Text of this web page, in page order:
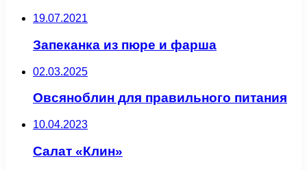
19.07.2021
Запеканка из пюре и фарша
02.03.2025
Овсяноблин для правильного питания
10.04.2023
Салат «Клин»